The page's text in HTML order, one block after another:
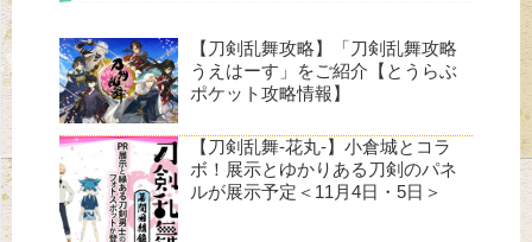
【刀剣乱舞攻略】「刀剣乱舞攻略
うえはーす」をご紹介【とうらぶ
ポケット攻略情報】
【刀剣乱舞-花丸-】小倉城とコラ
ボ！展示とゆかりある刀剣のパネ
ルが展示予定＜11月4日・5日＞